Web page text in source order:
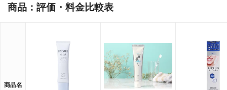
商品：評価・料金比較表
商品名